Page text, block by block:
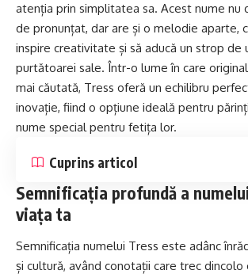
atenția prin simplitatea sa. Acest nume nu
de pronunțat, dar are și o melodie aparte,
inspire creativitate și să aducă un strop de
purtătoarei sale. Într-o lume în care
mai căutată, Tress oferă un echilibru
inovație, fiind o opțiune ideală pentru
nume special pentru fetița lor.
Cuprins articol
Semnificația profundă a
viața ta
Semnificația numelui Tress este adânc
și cultură, având conotații care trec dincolo